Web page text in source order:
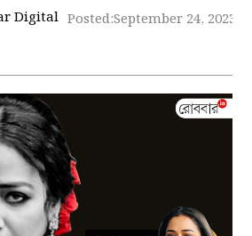
Digital Posted:September 24, 2023